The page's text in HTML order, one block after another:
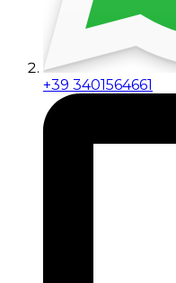
+39 3401564661